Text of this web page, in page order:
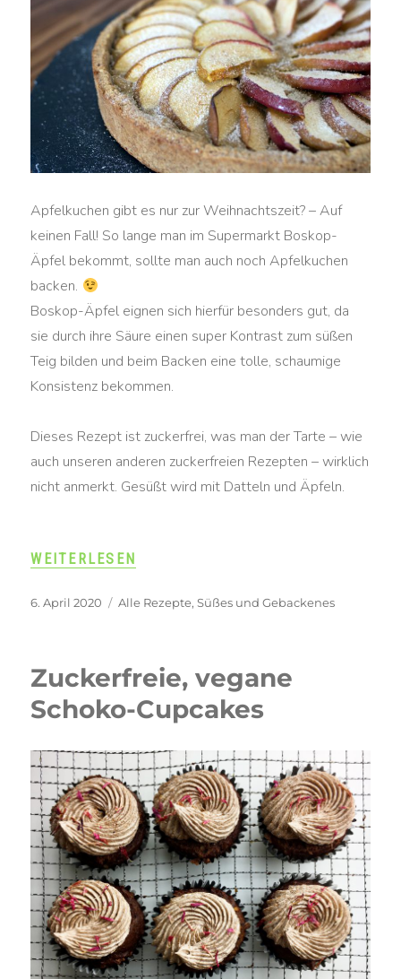
Apfelkuchen gibt es nur zur Weihnachtszeit? – Auf
keinen Fall! So lange man im Supermarkt Boskop-
Äpfel bekommt, sollte man auch noch Apfelkuchen
backen.
Boskop-Äpfel eignen sich hierfür besonders gut, da
sie durch ihre Säure einen super Kontrast zum süßen
Teig bilden und beim Backen eine tolle, schaumige
Konsistenz bekommen.
Dieses Rezept ist zuckerfrei, was man der Tarte – wie
auch unseren anderen zuckerfreien Rezepten – wirklich
nicht anmerkt. Gesüßt wird mit Datteln und Äpfeln.
„ZUCKERFREIE APFELTARTE“
WEITERLESEN
Veröffentlicht
6. April 2020 Kategorien
Alle Rezepte,Süßes und Gebackenes
Zuckerfreie, vegane
Schoko-Cupcakes